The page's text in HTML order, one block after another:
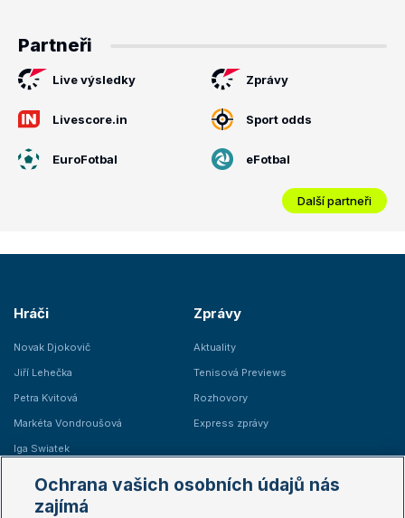
Partneři
Live výsledky Zprávy
Livescore.in Sport odds
EuroFotbal eFotbal
Další partneři
Hráči
Novak Djokovič
Jiří Lehečka
Petra Kvitová
Markéta Vondroušová
Iga Swiatek
Zprávy
Aktuality
Tenisová Previews
Rozhovory
Express zprávy
Žebříčky
Ochrana vašich osobních údajů nás
zajímá